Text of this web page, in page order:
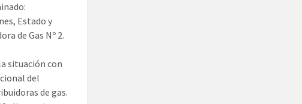
Estado y
de Gas Nº 2.
situación con
del
de gas.